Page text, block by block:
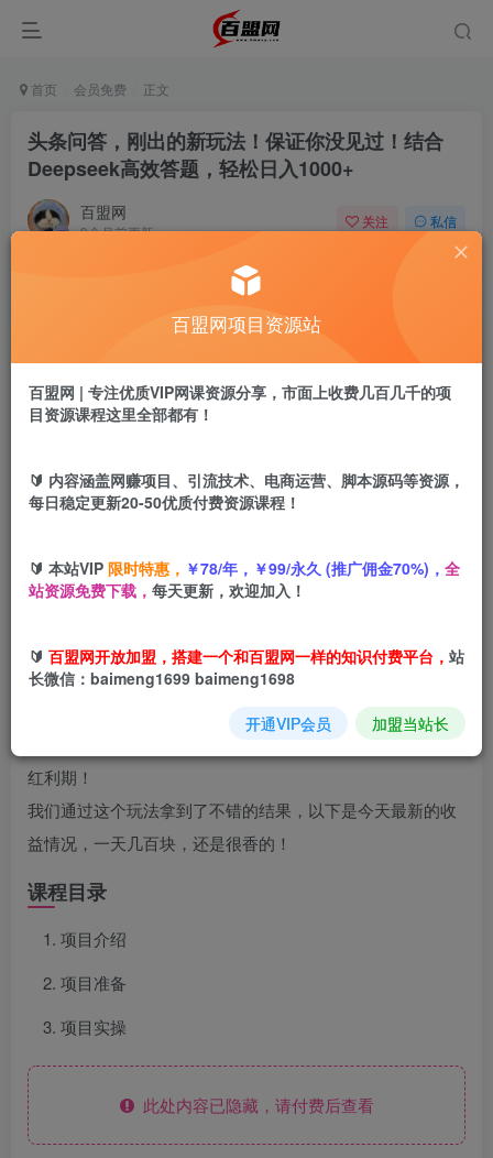
首页 会员免费 正文
头条问答，刚出的新玩法！保证你没见过！结合
Deepseek高效答题，轻松日入1000+
百盟网
9个月前更新
关注 私信
盟币9.9
立即购买
相信很多人都知道头条发布微头条，文章，视频都可以挣
钱，但是其实还隐藏着另一种玩法——头条问答，这是今日
头条平台最近新推出的，目前流量跟收益都非常高，属于大
红利期！
我们通过这个玩法拿到了不错的结果，以下是今天最新的收
益情况，一天几百块，还是很香的！
课程目录
项目介绍
项目准备
项目实操
此处内容已隐藏，请付费后查看
百盟网项目资源站
百盟网 | 专注优质VIP网课资源分享，市面上收费几百几千的项
目资源课程这里全部都有！
🔰 内容涵盖网赚项目、引流技术、电商运营、脚本源码等资源，
每日稳定更新20-50优质付费资源课程！
🔰 本站VIP 限时特惠， ￥78/年，￥99/永久 (推广佣金70%)， 全
站资源免费下载， 每天更新，欢迎加入！
🔰 百盟网开放加盟，搭建一个和百盟网一样的知识付费平台， 站
长微信：baimeng1699 baimeng1698
开通VIP会员 加盟当站长